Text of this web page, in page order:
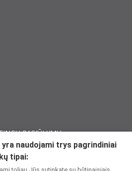
PASIŪLYMŲ:
yra naudojami trys pagrindiniai
tipai: